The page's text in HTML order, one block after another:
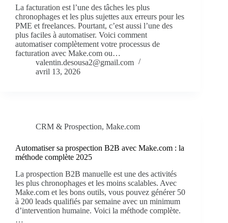
La facturation est l’une des tâches les plus
chronophages et les plus sujettes aux erreurs pour les
PME et freelances. Pourtant, c’est aussi l’une des
plus faciles à automatiser. Voici comment
automatiser complètement votre processus de
facturation avec Make.com ou…
valentin.desousa2@gmail.com
avril 13, 2026
CRM & Prospection, Make.com
Automatiser sa prospection B2B avec Make.com : la
méthode complète 2025
La prospection B2B manuelle est une des activités
les plus chronophages et les moins scalables. Avec
Make.com et les bons outils, vous pouvez générer 50
à 200 leads qualifiés par semaine avec un minimum
d’intervention humaine. Voici la méthode complète.
…